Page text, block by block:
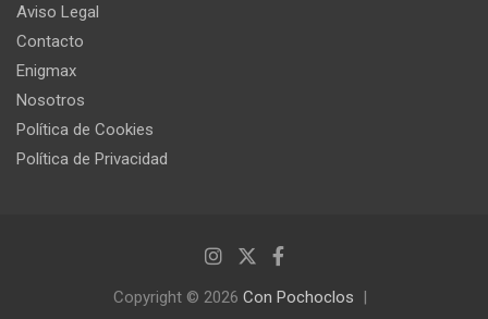
Aviso Legal
Contacto
Enigmax
Nosotros
Política de Cookies
Política de Privacidad
Copyright © 2026 Con Pochoclos